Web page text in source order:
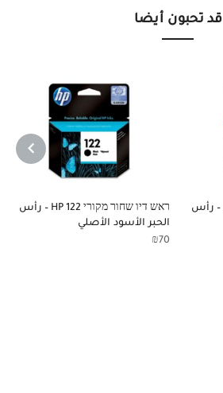
قد تحبون أيضا
ראש דיו שחור מקורי HP 655 – رأس
ראש דיו שחור מקורי HP 122 – رأس
الحبر الأسود الأصلي
₪70